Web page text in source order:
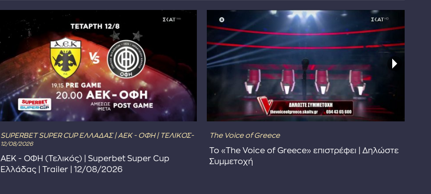
SUPERBET SUPER CUP ΕΛΛΑΔΑΣ | ΑΕΚ - ΟΦΗ | ΤΕΛΙΚΟΣ-
12/08/2026
ΑΕΚ - ΟΦΗ (Τελικός) | Superbet Super Cup
Ελλάδας | Trailer | 12/08/2026
The Voice of Greece
Το «The Voice of Greece» επιστρέφει | Δηλώστε
Συμμετοχή